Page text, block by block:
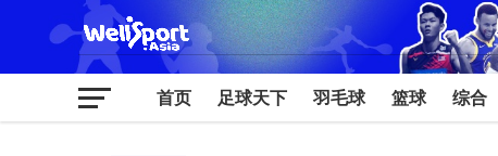
首页 足球天下 羽毛球 篮球 综合